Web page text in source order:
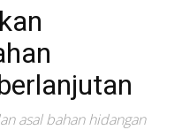
asal bahan hidangan